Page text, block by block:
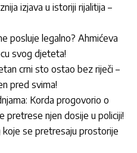
izjava u istoriji rijalitija –
posluje legalno? Ahmićeva
svog djeteta!
crni sto ostao bez riječi –
pred svima!
Korda progovorio o
pretrese njen dosije u policiji!
se pretresaju prostorije